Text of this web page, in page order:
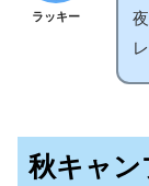
ラッキー
秋キャ